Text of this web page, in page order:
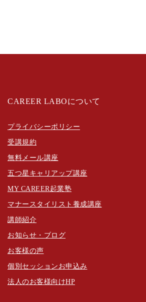
CAREER LABOについて
プライバシーポリシー
受講規約
無料メール講座
五つ星キャリアップ講座
MY CAREER起業塾
マナースタイリスト養成講座
講師紹介
お知らせ・ブログ
お客様の声
個別セッションお申込み
法人のお客様向けHP